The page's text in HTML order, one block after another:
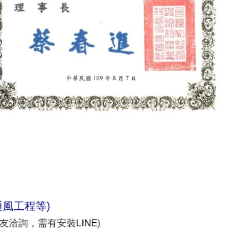
風工程等)
洽詢，需有安裝LINE)